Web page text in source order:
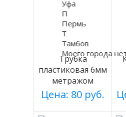
Трубка
пластиковая 6мм
метражом
Цена: 80 руб.
Уфа
П
Пермь
Т
Тамбов
Моего города